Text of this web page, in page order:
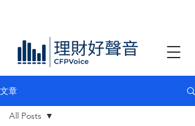
文章
All Posts